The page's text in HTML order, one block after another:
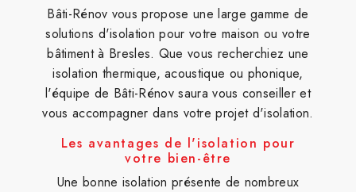
Bâti-Rénov vous propose une large gamme de
solutions d'isolation pour votre maison ou votre
bâtiment à Bresles. Que vous recherchiez une
isolation thermique, acoustique ou phonique,
l'équipe de Bâti-Rénov saura vous conseiller et
vous accompagner dans votre projet d'isolation.
Les avantages de l'isolation pour
votre bien-être
Une bonne isolation présente de nombreux